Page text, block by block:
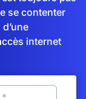
se contenter
internet